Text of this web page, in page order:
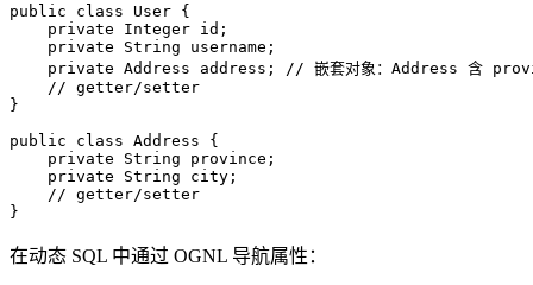
public class User {
private Integer id;
private String username;
private Address address;
// 嵌套对象：Address 含
// getter/setter
}
public
class Address {
private String province;
private String city;
// getter/setter
}
在动态 SQL 中通过 OGNL 导航属性：